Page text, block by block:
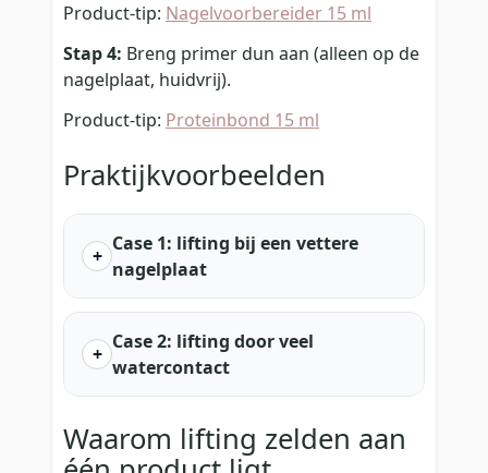
Product-tip: Nagelvoorbereider 15 ml
Stap 4: Breng primer dun aan (alleen op de
nagelplaat, huidvrij).
Product-tip: Proteinbond 15 ml
Praktijkvoorbeelden
Case 1: lifting bij een vettere
nagelplaat
Case 2: lifting door veel
watercontact
Waarom lifting zelden aan